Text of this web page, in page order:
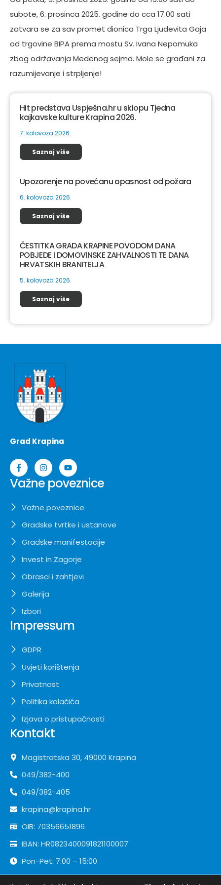
subote, 6. prosinca 2025. godine do cca 17.00 sati
zatvara se za sav promet dionica Trga Ljudevita Gaja
od trgovine BIPA prema mostu Sv. Ivana Nepomuka
zbog održavanja Medenog sejma. Mole se građani za
razumijevanje i strpljenje!
Hit predstava Uspješna.hr u sklopu Tjedna
kajkavske kulture Krapina 2026.
7. kolovoza 2026.
Saznaj više
Upozorenje na povećanu opasnost od požara
6. kolovoza 2026.
Saznaj više
ČESTITKA GRADA KRAPINE POVODOM DANA
POBJEDE I DOMOVINSKE ZAHVALNOSTI TE DANA
HRVATSKIH BRANITELJA
5. kolovoza 2026.
Saznaj više
Grad Krapina
Važne poveznice
Važne poveznice
Gradske tvrtke i ustanove
Gradske manifestacije
Invest in Zagorje
Obrasci i zahtjevi
Galerija
Izbori
Impressum
GDPR
Uvjeti korištenja
Privatnost
Politika kolačića
Izjava o pristupačnosti
Kontakt
Magistratska 30, 49000 Krapina
049/382-400
049/382-405
krapina@krapina.hr
OIB: 70356651896
IBAN: HR0823400091821100007
Pon-Pet: 7:00 – 15:00